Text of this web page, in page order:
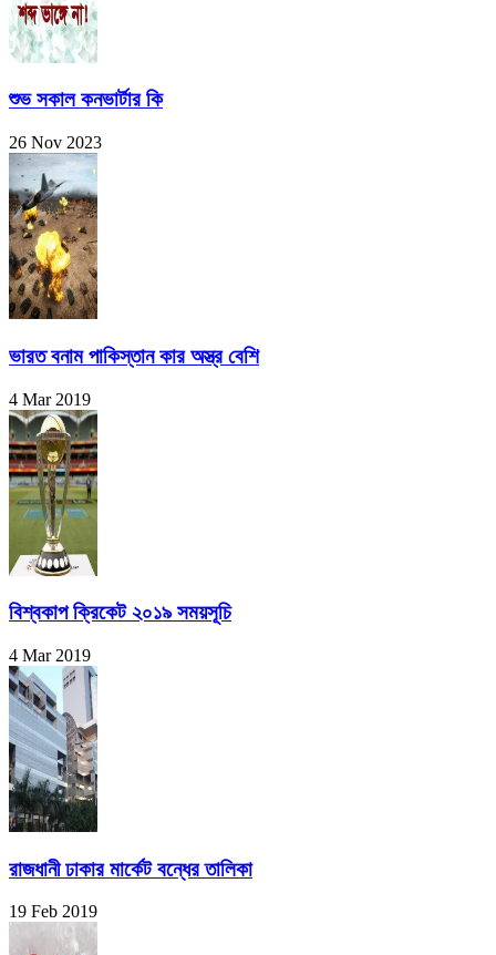
শুভ সকাল কনভার্টার কি
26 Nov 2023
ভারত বনাম পাকিস্তান কার অস্ত্র বেশি
4 Mar 2019
বিশ্বকাপ ক্রিকেট ২০১৯ সময়সূচি
4 Mar 2019
রাজধানী ঢাকার মার্কেট বন্ধের তালিকা
19 Feb 2019